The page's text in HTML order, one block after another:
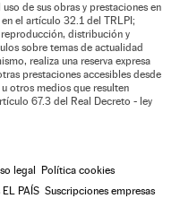
de sus obras y prestaciones en
el artículo 32.1 del TRLPI;
reproducción, distribución y
sobre temas de actualidad
realiza una reserva expresa
prestaciones accesibles desde
otros medios que resulten
67.3 del Real Decreto - ley
legal
Política cookies
PAÍS Suscripciones empresas